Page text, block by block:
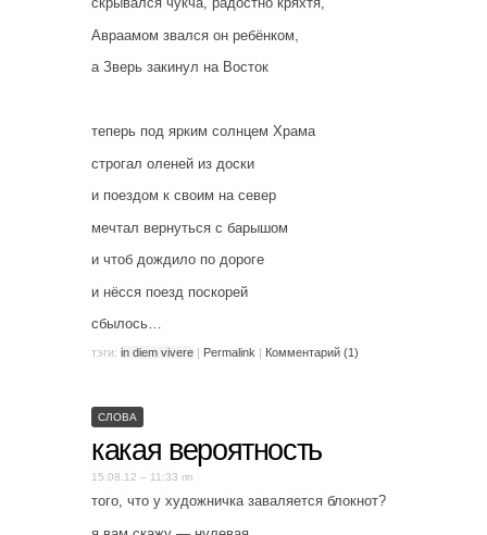
Авраамом звался он ребёнком,
а Зверь закинул на Восток
теперь под ярким солнцем Храма
строгал оленей из доски
и поездом к своим на север
мечтал вернуться с барышом
и чтоб дождило по дороге
и нёсся поезд поскорей
сбылось…
тэги: in diem vivere | Permalink | Комментарий (1)
СЛОВА
какая вероятность
15.08.12 – 11:33 пп
того, что у художничка заваляется блокнот?